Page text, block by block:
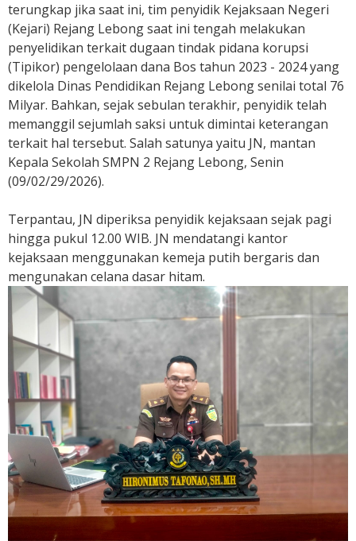
s
,
T
e
r
k
a
i
t
D
n
a
B
o
s
0
2
4
terungkap jika saat ini, tim penyidik Kejaksaan Negeri
(Kejari) Rejang Lebong saat ini tengah melakukan
penyelidikan terkait dugaan tindak pidana korupsi
(Tipikor) pengelolaan dana Bos tahun 2023 - 2024 yang
dikelola Dinas Pendidikan Rejang Lebong senilai total 76
Milyar. Bahkan, sejak sebulan terakhir, penyidik telah
memanggil sejumlah saksi untuk dimintai keterangan
terkait hal tersebut. Salah satunya yaitu JN, mantan
Kepala Sekolah SMPN 2 Rejang Lebong, Senin
(09/02/29/2026).
Terpantau, JN diperiksa penyidik kejaksaan sejak pagi
hingga pukul 12.00 WIB. JN mendatangi kantor
kejaksaan menggunakan kemeja putih bergaris dan
mengunakan celana dasar hitam.